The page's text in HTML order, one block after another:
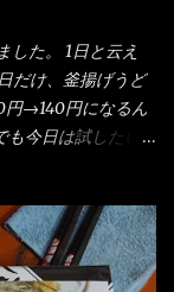
た。 1日と云え
だけ、釜揚げうど
円→140円になるん
今日は試したい
ているわけで、最
ったら湯なんか要
！となるでしょ